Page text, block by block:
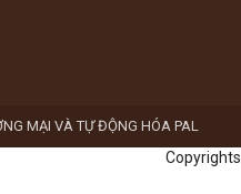
MẠI VÀ TỰ ĐỘNG HÓA PAL
Copyrights